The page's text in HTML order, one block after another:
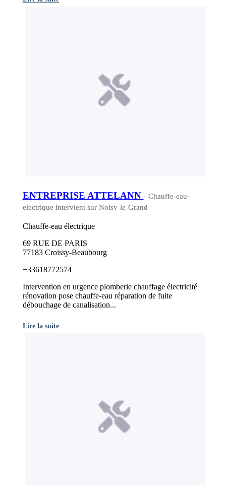
ENTREPRISE ATTELANN - Chauffe-eau-
electrique intervient sur Noisy-le-Grand
Chauffe-eau électrique
69 RUE DE PARIS
77183 Croissy-Beaubourg
+33618772574
Intervention en urgence plomberie chauffage électricité
rénovation pose chauffe-eau réparation de fuite
débouchage de canalisation...
Lire la suite